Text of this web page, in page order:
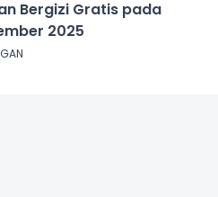
Bergizi Gratis pada
2025